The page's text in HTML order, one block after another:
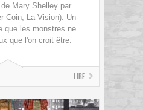
Mary Shelley par
Coin, La Vision). Un
que les monstres ne
que l'on croit être.
Lire